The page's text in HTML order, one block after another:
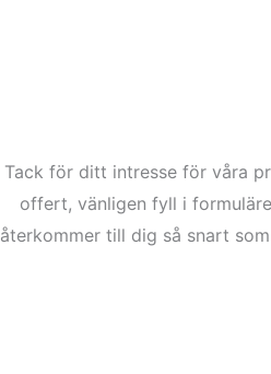
Tack för ditt intresse för våra
offert, vänligen fyll i
återkommer till dig så snart